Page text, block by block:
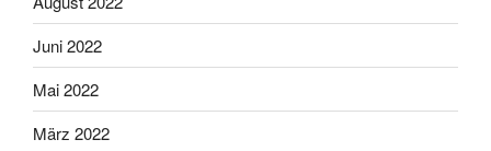
Juni 2022
Mai 2022
März 2022